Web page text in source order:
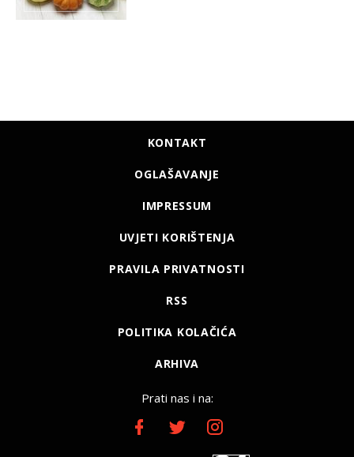
KONTAKT
OGLAŠAVANJE
IMPRESSUM
UVJETI KORIŠTENJA
PRAVILA PRIVATNOSTI
RSS
POLITIKA KOLAČIĆA
ARHIVA
Prati nas i na: